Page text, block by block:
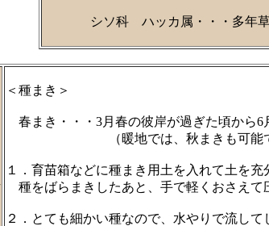
シソ科 ハッカ属・・・多年
＜種まき＞
春まき・・・3月春の彼岸が過ぎた頃から6
（暖地では、秋まきも可能で
１．育苗箱などに種まき用土を入れて土を充
種をばらまきしたあと、手で軽くおさえて
２．とても細かい種なので、水やりで流し